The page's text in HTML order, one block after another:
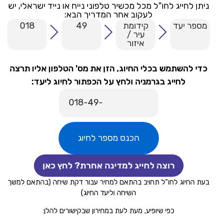
ניתן לחייג לחו"ל מכל מכשיר טלפוני נייח או נייד ישראלי, יש
לעקוב אחר המדריך הבא:
מספר יעד
קידומת
עיר /
איזור
49
018
כדי להשתמש בכלי החיוג, הזן את מס' הטלפון אליו תרצה
לחייג בגרמניה ולחץ על הכפתור לחיוג ליעד:
הכנס מספר לחיוג
רוצה לחייג למדינה אחרת? לחץ כאן
בעת החיוג לחו"ל תחויב בהתאם למחיר עבור דקת שיחה (בהתאם למשך
השיחה וליעד החיוג)
כפי שיופיע, מעת לעת במחירון שבקישורים להלן: